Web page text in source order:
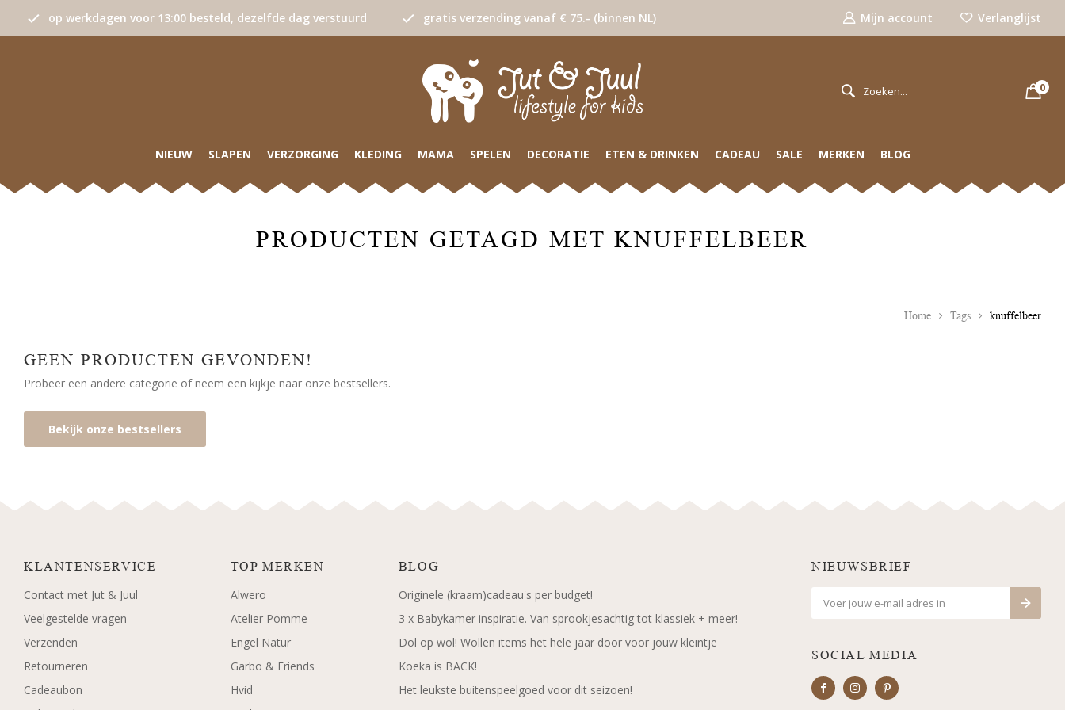
op werkdagen voor 13:00 besteld, dezelfde dag verstuurd gratis verzending vanaf € 75.- (binnen NL) Mijn account Verlanglijst
0
NIEUW SLAPEN VERZORGING KLEDING MAMA SPELEN DECORATIE ETEN & DRINKEN CADEAU SALE MERKEN BLOG
PRODUCTEN GETAGD MET KNUFFELBEER
Home Tags knuffelbeer
GEEN PRODUCTEN GEVONDEN!
Probeer een andere categorie of neem een kijkje naar onze bestsellers.
Bekijk onze bestsellers
KLANTENSERVICE
Contact met Jut & Juul
Veelgestelde vragen
Verzenden
Retourneren
Cadeaubon
TOP MERKEN
Alwero
Atelier Pomme
Engel Natur
Garbo & Friends
Hvid
BLOG
Originele (kraam)cadeau's per budget!
3 x Babykamer inspiratie. Van sprookjesachtig tot klassiek + meer!
Dol op wol! Wollen items het hele jaar door voor jouw kleintje
Koeka is BACK!
Het leukste buitenspeelgoed voor dit seizoen!
NIEUWSBRIEF
SOCIAL MEDIA